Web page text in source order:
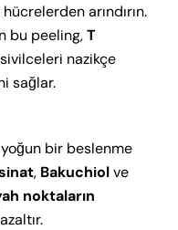
arındırın.
bu peeling,T
nazikçe
sağlar.
bir beslenme
, Bakuchiolve
noktaların